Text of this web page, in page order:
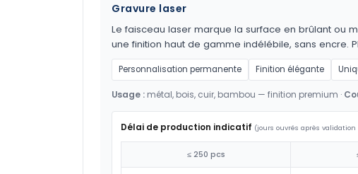
Gravure laser
Le faisceau laser marque la surface en brûlant ou
une finition haut de gamme indélébile, sans encre.
Personnalisation permanente Finition élégante
Usage : métal, bois, cuir, bambou — finition premium ·
Délai de production indicatif (jours ouvrés après validation
≤ 250 pcs